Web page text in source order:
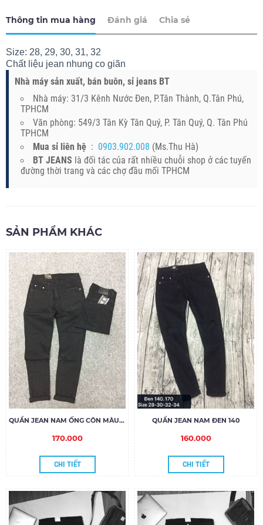
Thông tin mua hàng Đánh giá Chia sẻ
Size: 28, 29, 30, 31, 32
Chất liệu jean nhung co giãn
Nhà máy sản xuất, bán buôn, sỉ jeans BT
Nhà máy: 31/3 Kênh Nước Đen, P.Tân Thành, Q.Tân Phú,
TPHCM
Văn phòng: 549/3 Tân Kỳ Tân Quý, P. Tân Quý, Q. Tân Phú
TPHCM
Mua sỉ liên hệ : 0903.902.008 (Ms.Thu Hà)
BT JEANS là đối tác của rất nhiều chuỗi shop ở các tuyến
đường thời trang và các chợ đầu mối TPHCM
SẢN PHẨM KHÁC
QUẦN JEAN NAM ỐNG CÔN MÀU ĐEN
170.000
CHI TIẾT
QUẦN JEAN NAM ĐEN 140
160.000
CHI TIẾT